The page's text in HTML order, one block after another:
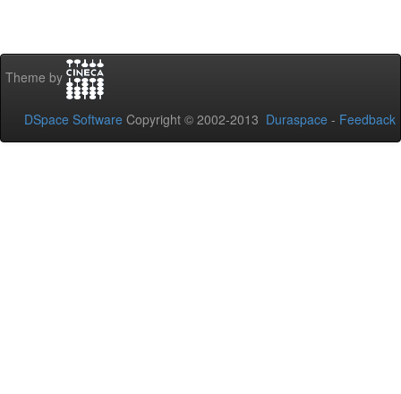
Theme by
DSpace Software Copyright © 2002-2013 Duraspace - Feedback